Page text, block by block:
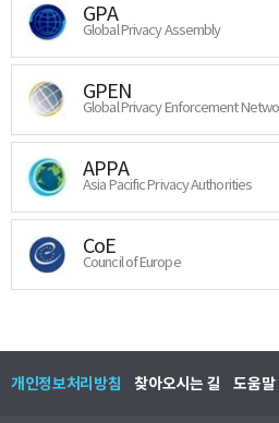
GPA
Global Privacy Assembly
GPEN
Global Privacy Enforcement
APPA
Asia Pacific Privacy Authorities
CoE
Council of Europe
개인정보처리방침 찾아오시는 길 도움말